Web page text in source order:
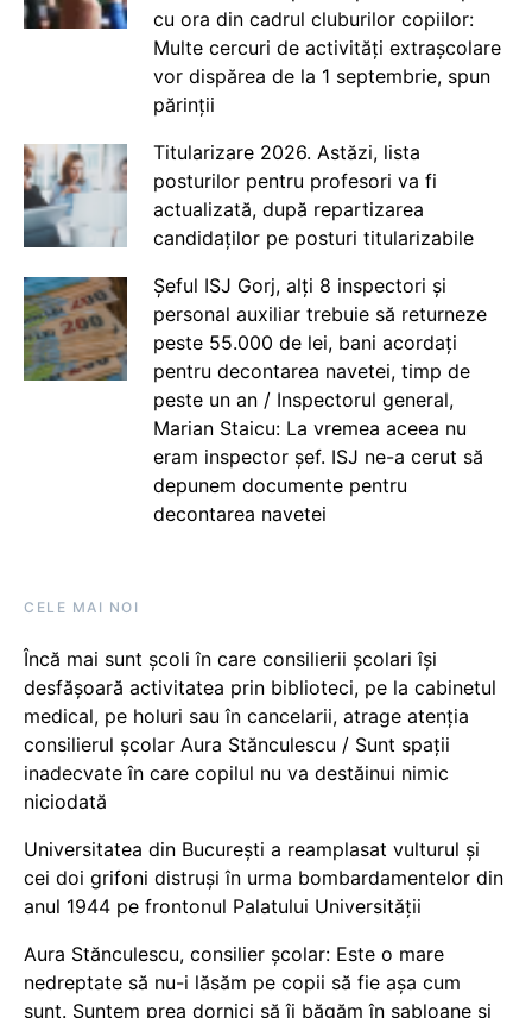
cu ora din cadrul cluburilor copiilor:
Multe cercuri de activități extrașcolare
vor dispărea de la 1 septembrie, spun
părinții
Titularizare 2026. Astăzi, lista
posturilor pentru profesori va fi
actualizată, după repartizarea
candidaților pe posturi titularizabile
Șeful ISJ Gorj, alți 8 inspectori și
personal auxiliar trebuie să returneze
peste 55.000 de lei, bani acordați
pentru decontarea navetei, timp de
peste un an / Inspectorul general,
Marian Staicu: La vremea aceea nu
eram inspector șef. ISJ ne-a cerut să
depunem documente pentru
decontarea navetei
CELE MAI NOI
Încă mai sunt școli în care consilierii școlari își
desfășoară activitatea prin biblioteci, pe la cabinetul
medical, pe holuri sau în cancelarii, atrage atenția
consilierul școlar Aura Stănculescu / Sunt spații
inadecvate în care copilul nu va destăinui nimic
niciodată
Universitatea din București a reamplasat vulturul și
cei doi grifoni distruși în urma bombardamentelor din
anul 1944 pe frontonul Palatului Universității
Aura Stănculescu, consilier școlar: Este o mare
nedreptate să nu-i lăsăm pe copii să fie așa cum
sunt. Suntem prea dornici să îi băgăm în șabloane și